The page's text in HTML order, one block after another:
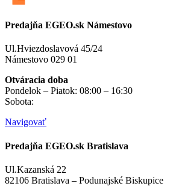
Predajňa EGEO.sk Námestovo
Ul.Hviezdoslavová 45/24
Námestovo 029 01
Otváracia doba
Pondelok – Piatok: 08:00 – 16:30
Sobota:
Navigovať
Predajňa EGEO.sk Bratislava
Ul.Kazanská 22
82106 Bratislava – Podunajské Biskupice